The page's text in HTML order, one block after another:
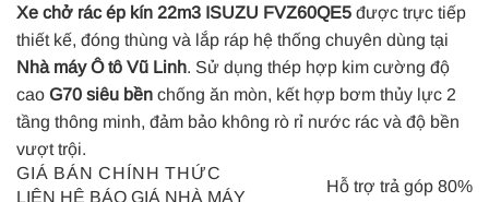
Xe chở rác ép kín 22m3 ISUZU FVZ60QE5 được trực tiếp
thiết kế, đóng thùng và lắp ráp hệ thống chuyên dùng tại
Nhà máy Ô tô Vũ Linh. Sử dụng thép hợp kim cường độ
cao G70 siêu bền chống ăn mòn, kết hợp bơm thủy lực 2
tầng thông minh, đảm bảo không rò rỉ nước rác và độ bền
vượt trội.
GIÁ BÁN CHÍNH THỨC
LIÊN HỆ BÁO GIÁ NHÀ MÁY
Hỗ trợ trả góp 80%